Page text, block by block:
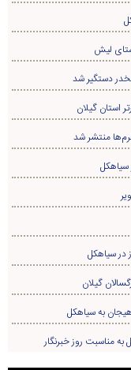
لیش
استان گیلان
منتشر شد
سیاهکل
گیلان
به سیاهکل
مناسبت روز خبرنگار